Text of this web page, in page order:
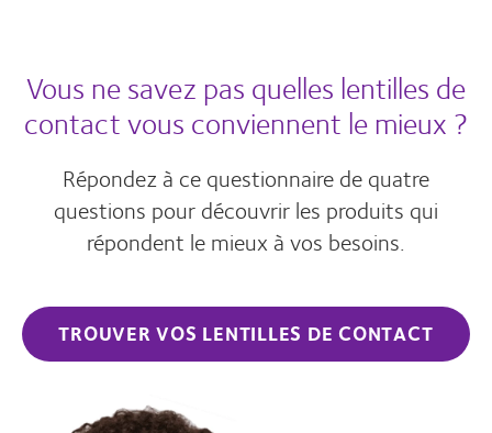
Vous ne savez pas quelles lentilles de
contact vous conviennent le mieux ?
Répondez à ce questionnaire de quatre
questions pour découvrir les produits qui
répondent le mieux à vos besoins.
TROUVER VOS LENTILLES DE CONTACT